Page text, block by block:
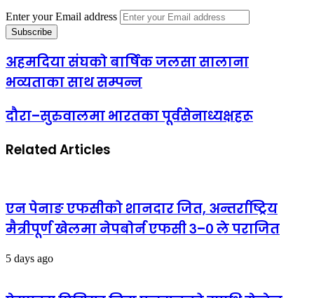
Enter your Email address
अहमदिया संघको बार्षिक जलसा सालाना
भव्यताका साथ सम्पन्न
दौरा–सुरुवालमा भारतका पूर्वसेनाध्यक्षहरू
Related Articles
एन पेनाङ एफसीको शानदार जित, अन्तर्राष्ट्रिय
मैत्रीपूर्ण खेलमा नेपबोर्न एफसी ३–० ले पराजित
5 days ago